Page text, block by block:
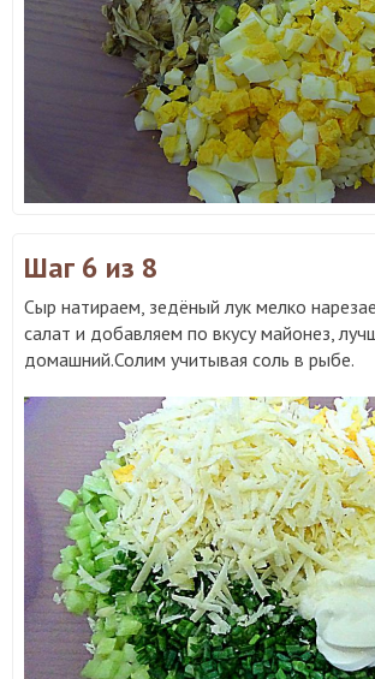
Шаг 6 из 8
Сыр натираем, зедёный лук мелко
салат и добавляем по вкусу майонез,
домашний.Солим учитывая соль в рыбе.